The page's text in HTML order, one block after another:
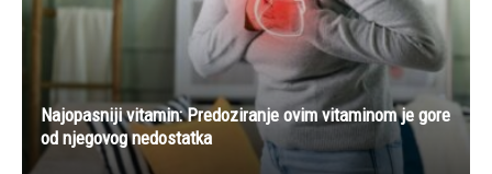
Najopasniji vitamin: Predoziranje ovim vitaminom je gore
od njegovog nedostatka